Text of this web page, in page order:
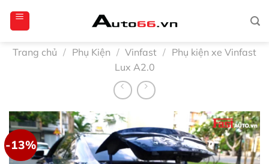
qua
dungTrang chủ / Phụ Kiện / Vinfast / Phụ kiện xe Vinfast
Lux A2.0
-13%